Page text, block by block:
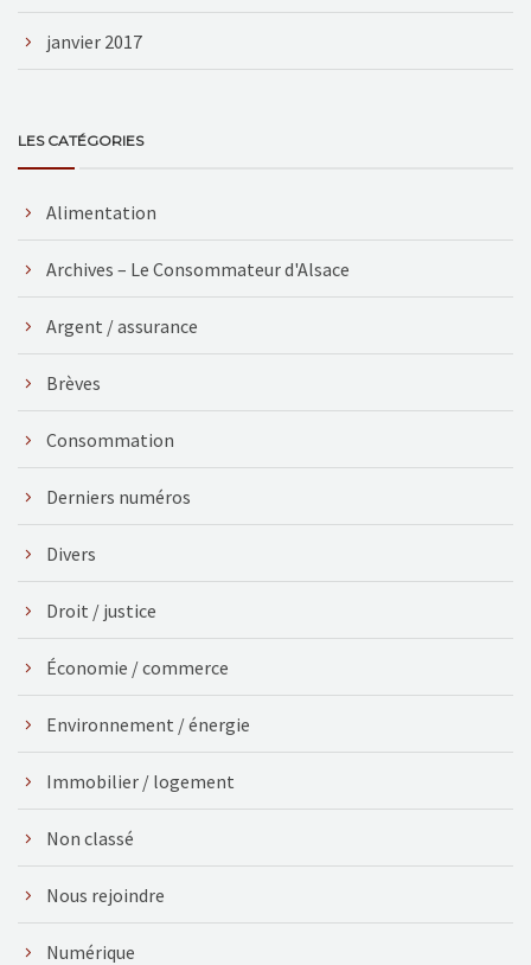
janvier 2017
LES CATÉGORIES
Alimentation
Archives – Le Consommateur d'Alsace
Argent / assurance
Brèves
Consommation
Derniers numéros
Divers
Droit / justice
Économie / commerce
Environnement / énergie
Immobilier / logement
Non classé
Nous rejoindre
Numérique